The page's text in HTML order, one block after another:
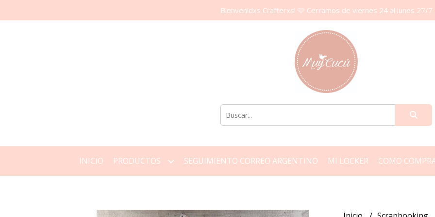
Bienvenidxs Crafterxs! 🩷 Cerramos de viernes 24 al lunes 27/7
INICIO PRODUCTOS SEGUIMIENTO CORREO ARGENTINO MI LOCKER COMO